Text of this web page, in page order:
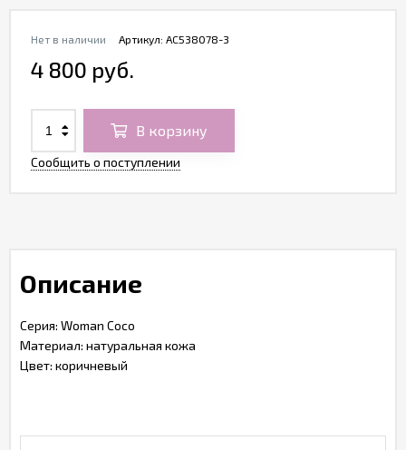
Артикул: AC538078-3
Нет в наличии
4 800 руб.
В корзину
Сообщить о поступлении
Описание
Серия: Woman Coco
Материал: натуральная кожа
Цвет: коричневый